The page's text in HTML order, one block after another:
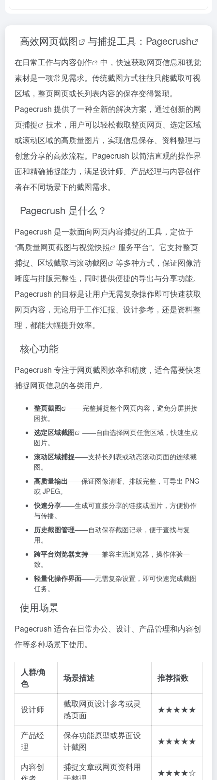
高效网页截图 与捕捉工具： Pagecrush
在日常工作与内容创作
中，快速获取网页信息和视觉
素材是一项常见需求。传统截图方式往往只能截取可视
区域，整页网页或长列表内容的保存变得繁琐。
Pagecrush 提供了一种全新的解决方案，通过创新的网
页捕捉
技术，用户可以轻松截取整页网页、选定区域
或滚动区域的高质量图片，实现信息保存、资料整理与
创意分享的高效流程。Pagecrush 以简洁直观的操作界
面和精确捕捉能力，满足设计师、产品经理与内容创作
者在不同场景下的截图需求。
Pagecrush 是什么？
Pagecrush 是一款面向网页内容捕捉的工具，定位于
“高质量网页截图与视觉快照
服务平台”。它支持整页
捕捉、区域截取与滚动截图
等多种方式，保证图像清
晰度与排版完整性，同时提供便捷的导出与分享功能。
Pagecrush 的目标是让用户无需复杂操作即可快速获取
网页内容，无论用于工作汇报、设计参考，还是资料整
理，都能大幅提升效率。
核心功能
Pagecrush 专注于网页截图效率和精度，适合需要快速
捕捉网页信息的各类用户。
整页截图
——完整捕捉整个网页内容，避免分屏拼接
困扰。
选定区域截图
——自由选择网页任意区域，快速生成
图片。
滚动区域捕捉——支持长列表或动态滚动页面的连续截
图。
高质量输出——保证图像清晰、排版完整，可导出 PNG
或 JPEG。
快速分享——生成可直接分享的链接或图片，方便协作
与传播。
历史截图管理——自动保存截图记录，便于查找与复
用。
跨平台浏览器支持——兼容主流浏览器，操作体验一
致。
轻量化操作界面——无需复杂设置，即可快速完成截图
任务。
使用场景
Pagecrush 适合在日常办公、设计、产品管理和内容创
作等多种场景下使用。
人群/角
色
场景描述 推荐指数
设计师
截取网页设计参考或灵
感页面
★★★★★
产品经
理
保存功能原型或界面设
计截图
★★★★★
内容创
捕捉文章或网页资料用
★★★★☆